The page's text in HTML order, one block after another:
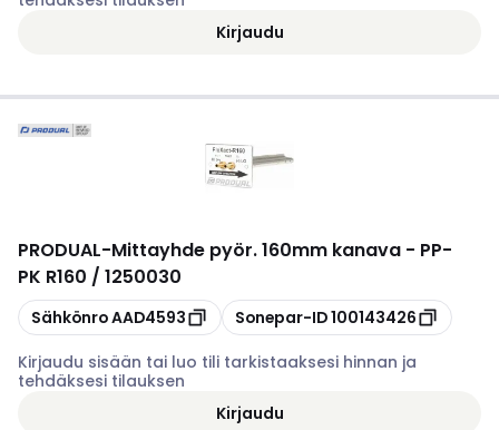
Kirjaudu
PRODUAL-Mittayhde pyör. 160mm kanava - PP-
PK R160 / 1250030
Kopioi
SähkönroAAD4593 Kopioi
Sonepar-ID100143426
Kirjaudu sisään tai luo tili tarkistaaksesi hinnan ja
tehdäksesi tilauksen
Kirjaudu